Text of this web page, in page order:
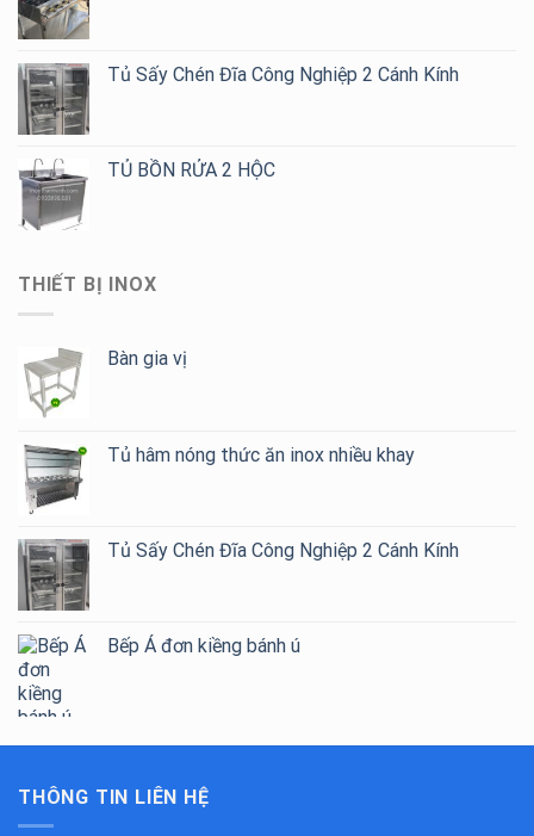
Tủ Sấy Chén Đĩa Công Nghiệp 2 Cánh Kính
TỦ BỒN RỬA 2 HỘC
THIẾT BỊ INOX
Bàn gia vị
Tủ hâm nóng thức ăn inox nhiều khay
Tủ Sấy Chén Đĩa Công Nghiệp 2 Cánh Kính
Bếp Á đơn kiềng bánh ú
THÔNG TIN LIÊN HỆ